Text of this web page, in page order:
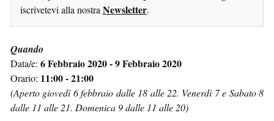
iscrivetevi alla nostra Newsletter.
Quando
Data/e: 6 Febbraio 2020 - 9 Febbraio 2020
Orario: 11:00 - 21:00
(Aperto giovedì 6 febbraio dalle 18 alle 22. Venerdì 7 e Sabato 8
dalle 11 alle 21. Domenica 9 dalle 11 alle 20)